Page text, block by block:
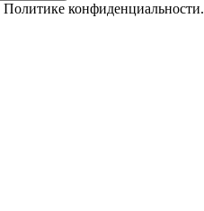
Политике конфиденциальности.